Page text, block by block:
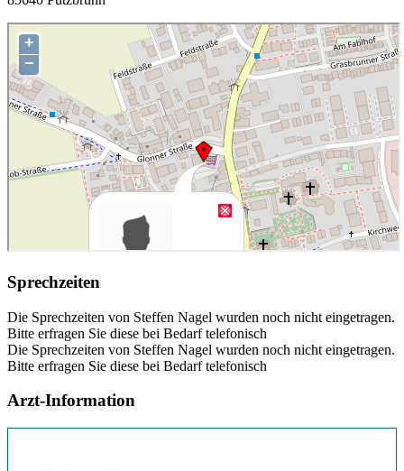
Sprechzeiten
Die Sprechzeiten von Steffen Nagel wurden noch nicht eingetragen.
Bitte erfragen Sie diese bei Bedarf telefonisch
Die Sprechzeiten von Steffen Nagel wurden noch nicht eingetragen.
Bitte erfragen Sie diese bei Bedarf telefonisch
Arzt-Information